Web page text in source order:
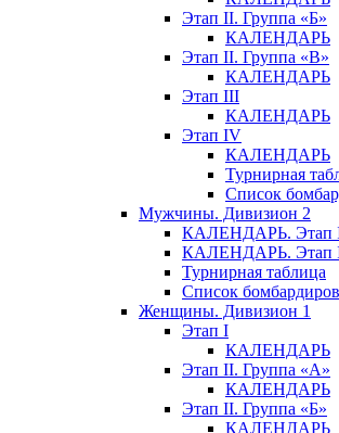
Этап II. Группа «Б»
КАЛЕНДАРЬ
Этап II. Группа «В»
КАЛЕНДАРЬ
Этап III
КАЛЕНДАРЬ
Этап IV
КАЛЕНДАРЬ
Турнирная
Список
Мужчины. Дивизион 2
КАЛЕНДАРЬ. Этап
КАЛЕНДАРЬ. Этап
Турнирная таблица
Список бомбардиров
Женщины. Дивизион 1
Этап I
КАЛЕНДАРЬ
Этап II. Группа «А»
КАЛЕНДАРЬ
Этап II. Группа «Б»
КАЛЕНДАРЬ